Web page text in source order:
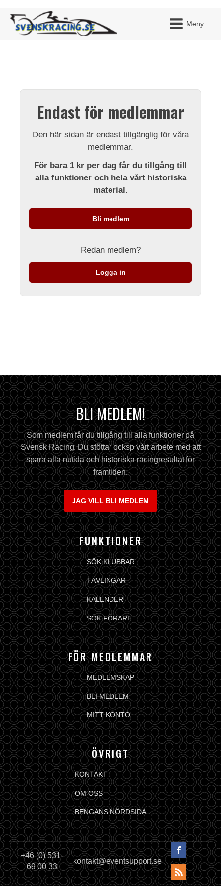
Meny
Endast för medlemmar
Den här sidan är endast tillgänglig för våra
medlemmar.
För bara 1 kr per dag får du tillgång till
alla funktioner och hela vårt historiska
material.
Bli medlem
Redan medlem?
Logga in
BLI MEDLEM!
Som medlem får du tillgång till alla funktioner på
Svensk Racing. Du stöttar ocksp vårt arbete med att
spara alla nutida och historiska racingresultat för
framtiden.
JAG VILL BLI MEDLEM
FUNKTIONER
SÖK KLUBBAR
TÄVLINGAR
KALENDER
SÖK FÖRARE
FÖR MEDLEMMAR
MEDLEMSKAP
BLI MEDLEM
MITT KONTO
ÖVRIGT
KONTAKT
OM OSS
BENGANS NÖRDSIDA
+46 (0) 531-
69 00 33
kontakt@eventsupport.se